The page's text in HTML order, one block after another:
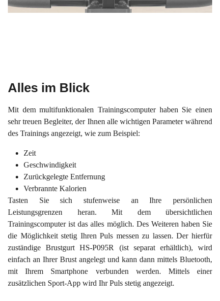
Alles im Blick
Mit dem multifunktionalen Trainingscomputer haben Sie einen
sehr treuen Begleiter, der Ihnen alle wichtigen Parameter während
des Trainings angezeigt, wie zum Beispiel:
Zeit
Geschwindigkeit
Zurückgelegte Entfernung
Verbrannte Kalorien
Tasten Sie sich stufenweise an Ihre persönlichen
Leistungsgrenzen heran. Mit dem übersichtlichen
Trainingscomputer ist das alles möglich. Des Weiteren haben Sie
die Möglichkeit stetig Ihren Puls messen zu lassen. Der hierfür
zuständige Brustgurt HS-P095R (ist separat erhältlich), wird
einfach an Ihrer Brust angelegt und kann dann mittels Bluetooth,
mit Ihrem Smartphone verbunden werden. Mittels einer
zusätzlichen Sport-App wird Ihr Puls stetig angezeigt.